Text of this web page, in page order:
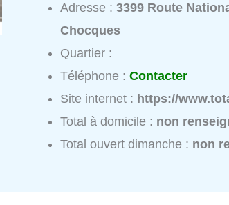
Adresse :3399 Route
Chocques
Quartier :
Téléphone :Contacter
Site internet : https://
Total à domicile : non
Total ouvert dimanche : non